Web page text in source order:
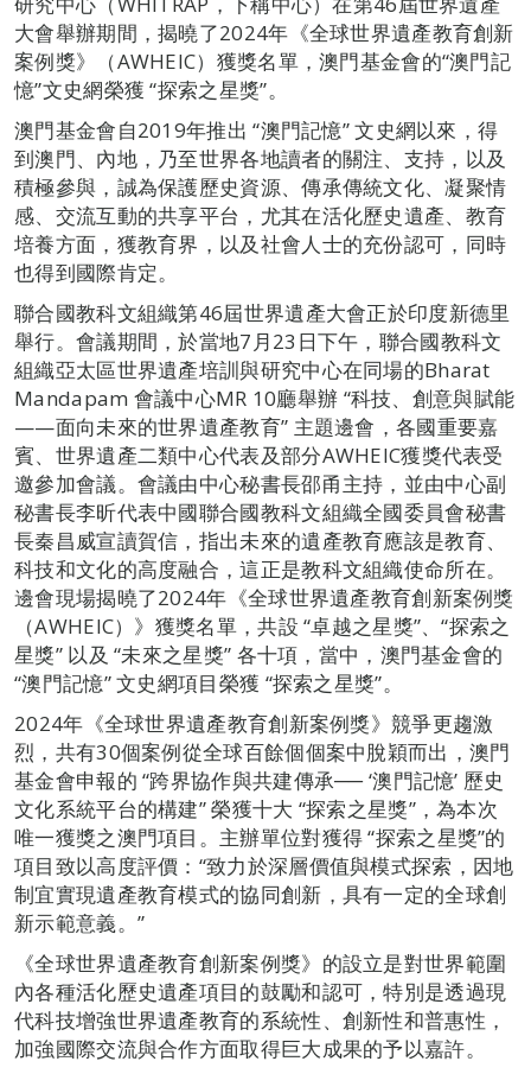
大會舉辦期間，揭曉了2024年《全球世界遺產教育創新
案例獎》（AWHEIC）獲獎名單，澳門基金會的“澳門記
憶”文史網榮獲 “探索之星獎”。
澳門基金會自2019年推出 “澳門記憶” 文史網以來，得
到澳門、內地，乃至世界各地讀者的關注、支持，以及
積極參與，誠為保護歷史資源、傳承傳統文化、凝聚情
感、交流互動的共享平台，尤其在活化歷史遺產、教育
培養方面，獲教育界，以及社會人士的充份認可，同時
也得到國際肯定。
聯合國教科文組織第46屆世界遺產大會正於印度新德里
舉行。會議期間，於當地7月23日下午，聯合國教科文
組織亞太區世界遺產培訓與研究中心在同場的Bharat
Mandapam 會議中心MR 10廳舉辦 “科技、創意與賦能
——面向未來的世界遺產教育” 主題邊會，各國重要嘉
賓、世界遺產二類中心代表及部分AWHEIC獲獎代表受
邀參加會議。會議由中心秘書長邵甬主持，並由中心副
秘書長李昕代表中國聯合國教科文組織全國委員會秘書
長秦昌威宣讀賀信，指出未來的遺產教育應該是教育、
科技和文化的高度融合，這正是教科文組織使命所在。
邊會現場揭曉了2024年《全球世界遺產教育創新案例獎
（AWHEIC）》獲獎名單，共設 “卓越之星獎”、“探索之
星獎” 以及 “未來之星獎” 各十項，當中，澳門基金會的
“澳門記憶” 文史網項目榮獲 “探索之星獎”。
2024年《全球世界遺產教育創新案例獎》競爭更趨激
烈，共有30個案例從全球百餘個個案中脫穎而出，澳門
基金會申報的 “跨界協作與共建傳承── ‘澳門記憶’ 歷史
文化系統平台的構建” 榮獲十大 “探索之星獎”，為本次
唯一獲獎之澳門項目。主辦單位對獲得 “探索之星獎”的
項目致以高度評價：“致力於深層價值與模式探索，因地
制宜實現遺產教育模式的協同創新，具有一定的全球創
新示範意義。”
《全球世界遺產教育創新案例獎》的設立是對世界範圍
內各種活化歷史遺產項目的鼓勵和認可，特別是透過現
代科技增強世界遺產教育的系統性、創新性和普惠性，
加強國際交流與合作方面取得巨大成果的予以嘉許。